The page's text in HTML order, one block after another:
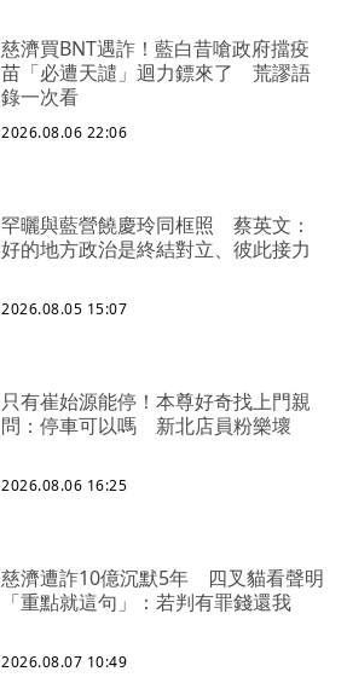
慈濟買BNT遇詐！藍白昔嗆政府擋疫
苗「必遭天譴」迴力鏢來了 荒謬語
錄一次看
2026.08.06 22:06
罕曬與藍營饒慶玲同框照 蔡英文：
好的地方政治是終結對立、彼此接力
2026.08.05 15:07
只有崔始源能停！本尊好奇找上門親
問：停車可以嗎 新北店員粉樂壞
2026.08.06 16:25
慈濟遭詐10億沉默5年 四叉貓看聲明
「重點就這句」：若判有罪錢還我
2026.08.07 10:49